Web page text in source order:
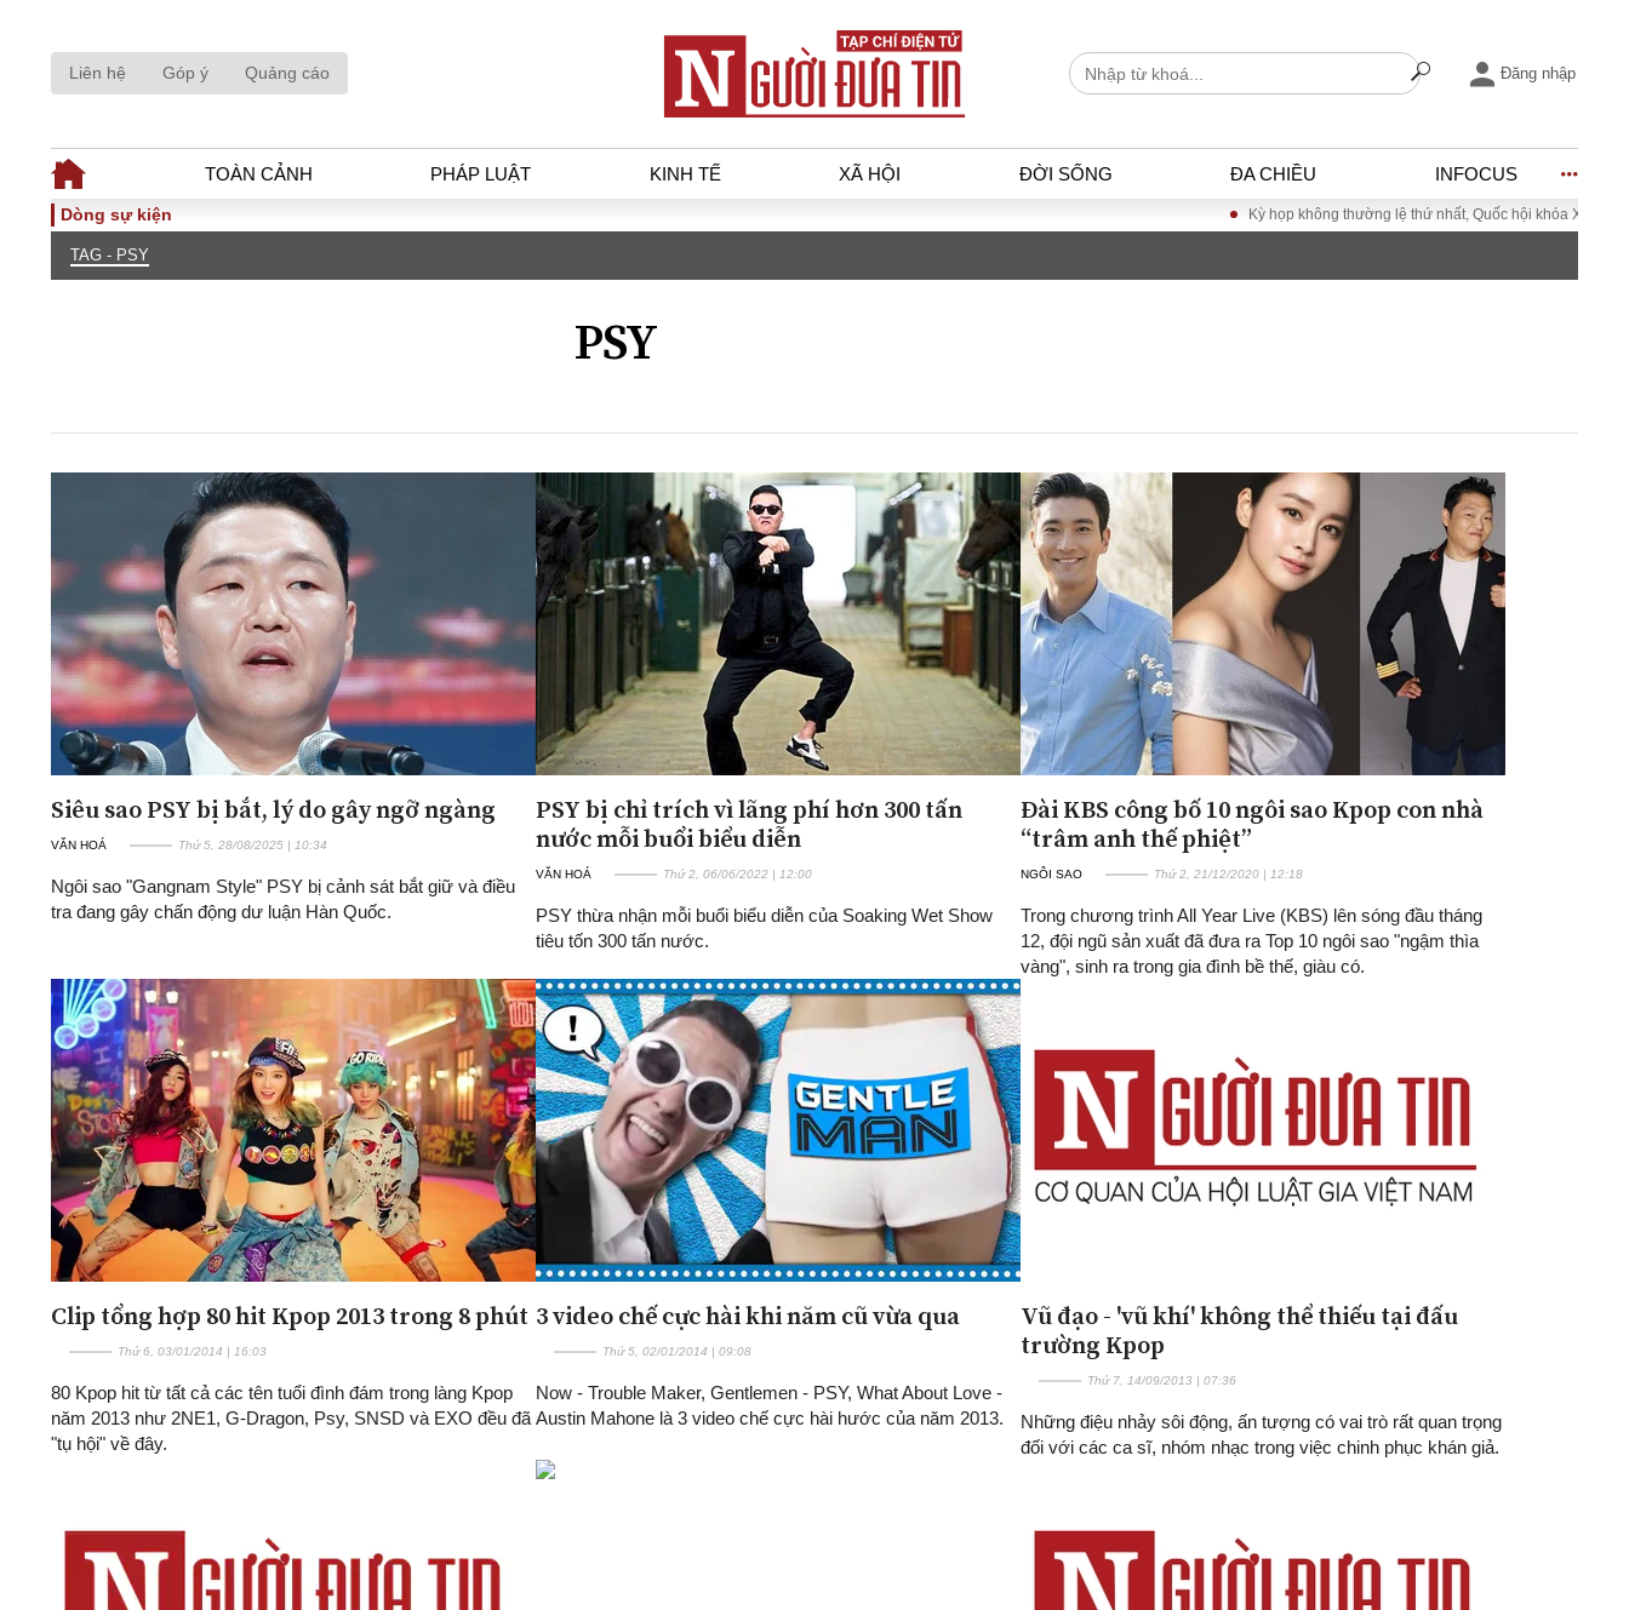
Liên hệ Góp ý Quảng cáo Đăng nhập
TOÀN CẢNH PHÁP LUẬT KINH TẾ XÃ HỘI ĐỜI SỐNG ĐA CHIỀU INFOCUS
TOÀN CẢNH
Thế giới
An ninh - Hình sự
Xu hướng thị trường
Tiêu dùng và dư luận
Công nghệ
Giao thông – Đô thị
ĐA CHIỀU
Quan điểm
Xi nhan Trái Phải
Bạn đọc viết
Đăng ký tin tức mới
Dòng sự kiện Kỳ họp không thường lệ thứ nhất, Quốc hội khóa XVI Đưa
TAG - PSY
PSY
Siêu sao PSY bị bắt, lý do gây ngỡ ngàng
VĂN HOÁ Thứ 5, 28/08/2025 | 10:34
Ngôi sao "Gangnam Style" PSY bị cảnh sát bắt giữ và điều
tra đang gây chấn động dư luận Hàn Quốc.
PSY bị chỉ trích vì lãng phí hơn 300 tấn
nước mỗi buổi biểu diễn
VĂN HOÁ Thứ 2, 06/06/2022 | 12:00
PSY thừa nhận mỗi buổi biểu diễn của Soaking Wet Show
tiêu tốn 300 tấn nước.
Đài KBS công bố 10 ngôi sao Kpop con nhà
“trâm anh thế phiệt”
NGÔI SAO Thứ 2, 21/12/2020 | 12:18
Trong chương trình All Year Live (KBS) lên sóng đầu tháng
12, đội ngũ sản xuất đã đưa ra Top 10 ngôi sao "ngậm thìa
vàng", sinh ra trong gia đình bề thế, giàu có.
Clip tổng hợp 80 hit Kpop 2013 trong 8 phút
Thứ 6, 03/01/2014 | 16:03
80 Kpop hit từ tất cả các tên tuổi đình đám trong làng Kpop
năm 2013 như 2NE1, G-Dragon, Psy, SNSD và EXO đều đã
"tụ hội" về đây.
3 video chế cực hài khi năm cũ vừa qua
Thứ 5, 02/01/2014 | 09:08
Now - Trouble Maker, Gentlemen - PSY, What About Love -
Austin Mahone là 3 video chế cực hài hước của năm 2013.
Vũ đạo - 'vũ khí' không thể thiếu tại đấu
trường Kpop
Thứ 7, 14/09/2013 | 07:36
Những điệu nhảy sôi động, ấn tượng có vai trò rất quan trọng
đối với các ca sĩ, nhóm nhạc trong việc chinh phục khán giả.